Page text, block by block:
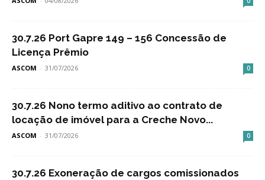
30.7.26 Port Gapre 149 – 156 Concessão de
Licença Prêmio
ASCOM - 31/07/2026 0
30.7.26 Nono termo aditivo ao contrato de
locação de imóvel para a Creche Novo...
ASCOM - 31/07/2026 0
30.7.26 Exoneração de cargos comissionados